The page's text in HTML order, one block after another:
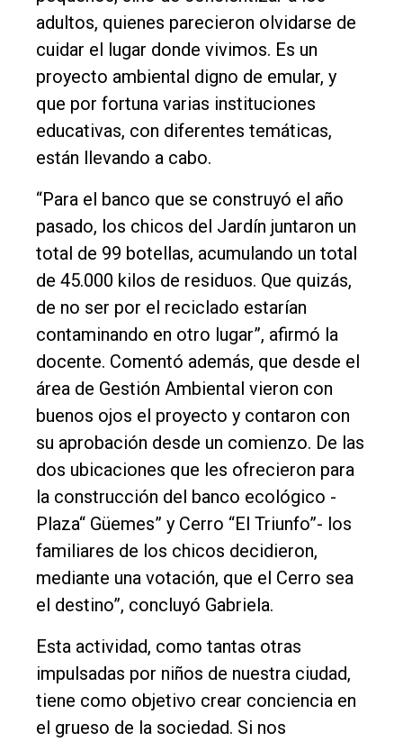
adultos, quienes parecieron olvidarse de
cuidar el lugar donde vivimos. Es un
proyecto ambiental digno de emular, y
que por fortuna varias instituciones
educativas, con diferentes temáticas,
están llevando a cabo.
“Para el banco que se construyó el año
pasado, los chicos del Jardín juntaron un
total de 99 botellas, acumulando un total
de 45.000 kilos de residuos. Que quizás,
de no ser por el reciclado estarían
contaminando en otro lugar”, afirmó la
docente. Comentó además, que desde el
área de Gestión Ambiental vieron con
buenos ojos el proyecto y contaron con
su aprobación desde un comienzo. De las
dos ubicaciones que les ofrecieron para
la construcción del banco ecológico -
Plaza“ Güemes” y Cerro “El Triunfo”- los
familiares de los chicos decidieron,
mediante una votación, que el Cerro sea
el destino”, concluyó Gabriela.
Esta actividad, como tantas otras
impulsadas por niños de nuestra ciudad,
tiene como objetivo crear conciencia en
el grueso de la sociedad. Si nos